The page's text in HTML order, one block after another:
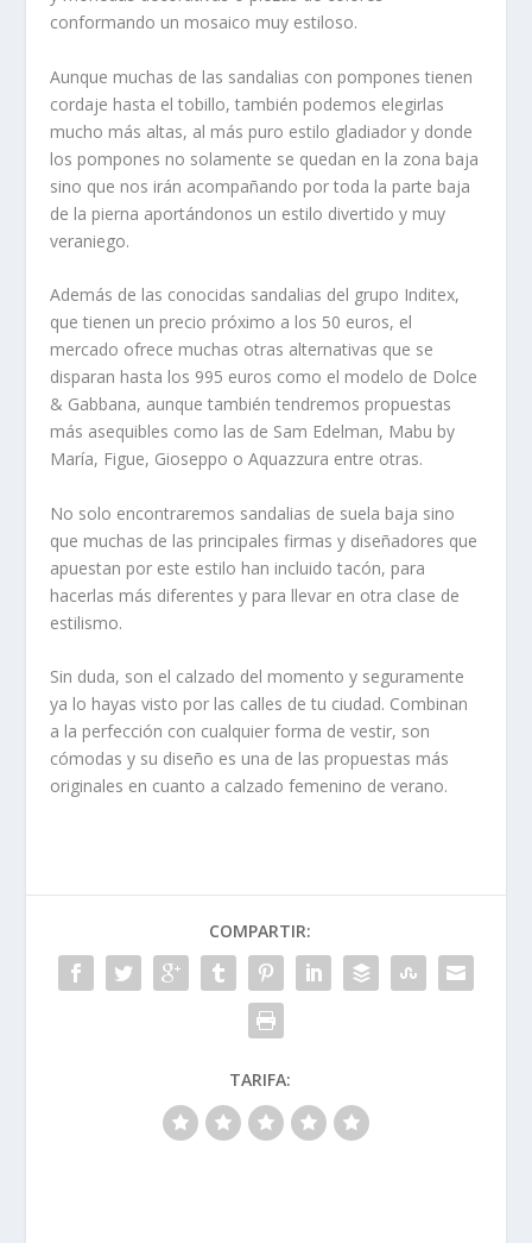
conformando un mosaico muy estiloso.
Aunque muchas de las sandalias con pompones tienen
cordaje hasta el tobillo, también podemos elegirlas
mucho más altas, al más puro estilo gladiador y donde
los pompones no solamente se quedan en la zona baja
sino que nos irán acompañando por toda la parte baja
de la pierna aportándonos un estilo divertido y muy
veraniego.
Además de las conocidas sandalias del grupo Inditex,
que tienen un precio próximo a los 50 euros, el
mercado ofrece muchas otras alternativas que se
disparan hasta los 995 euros como el modelo de Dolce
& Gabbana, aunque también tendremos propuestas
más asequibles como las de Sam Edelman, Mabu by
María, Figue, Gioseppo o Aquazzura entre otras.
No solo encontraremos sandalias de suela baja sino
que muchas de las principales firmas y diseñadores que
apuestan por este estilo han incluido tacón, para
hacerlas más diferentes y para llevar en otra clase de
estilismo.
Sin duda, son el calzado del momento y seguramente
ya lo hayas visto por las calles de tu ciudad. Combinan
a la perfección con cualquier forma de vestir, son
cómodas y su diseño es una de las propuestas más
originales en cuanto a calzado femenino de verano.
COMPARTIR:
TARIFA: